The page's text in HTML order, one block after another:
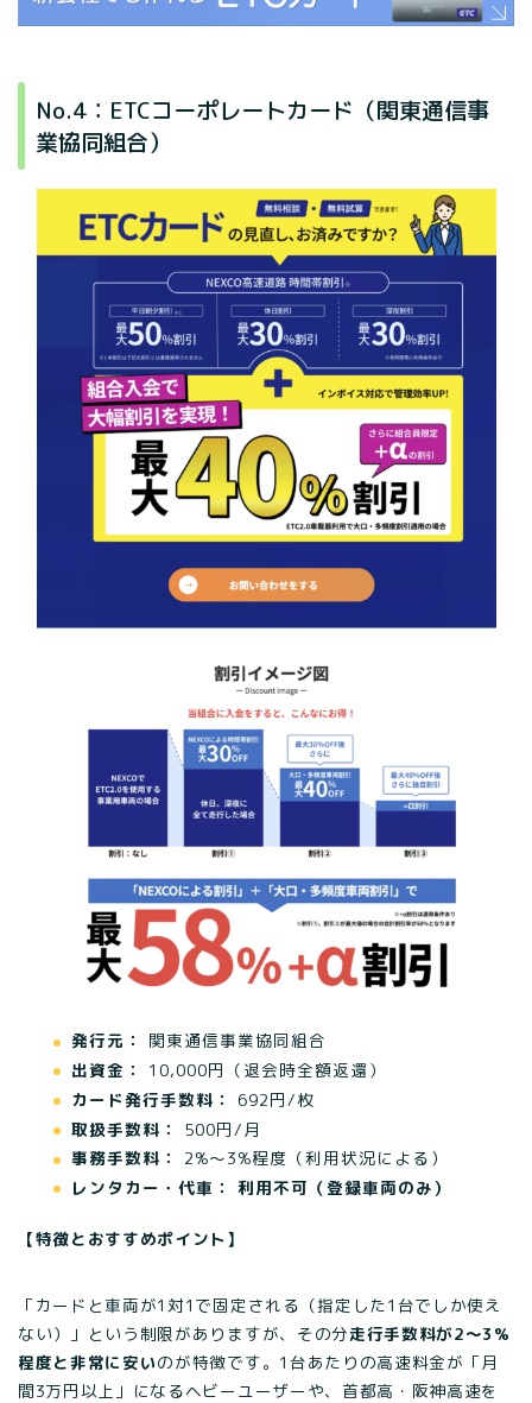
No.4：ETCコーポレートカード（関東通信事
業協同組合）
発行元：
関東通信事業協同組合
出資金：
10,000円（退会時全額返還）
カード発行手数料：
692円/枚
取扱手数料：
500円/月
事務手数料：
2%〜3%程度（利用状況による）
レンタカー・代車：
利用不可（登録車両のみ）
【特徴とおすすめポイント】
「カードと車両が1対1で固定される（指定した1台でしか使え
ない）」という制限がありますが、その分走行手数料が2〜3%
程度と非常に安いのが特徴です。1台あたりの高速料金が「月
間3万円以上」になるヘビーユーザーや、首都高・阪神高速を